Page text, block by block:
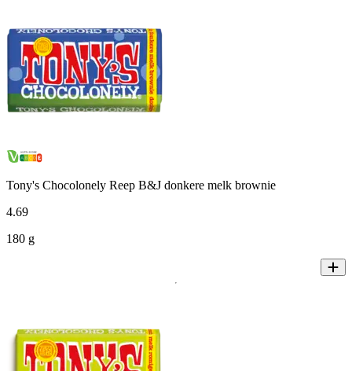
Tony's Chocolonely Reep B&J donkere melk brownie
4.69
180 g